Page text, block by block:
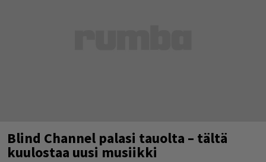
Blind Channel palasi tauolta – tältä
kuulostaa uusi musiikki